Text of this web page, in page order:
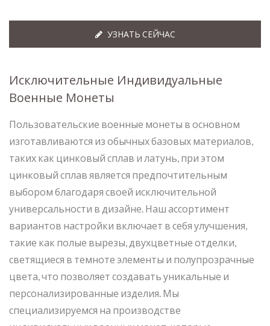
УЗНАТЬ СЕЙЧАС
Исключительные Индивидуальные
Военные Монеты
Пользовательские военные монеты в основном
изготавливаются из обычных базовых материалов,
таких как цинковый сплав и латунь, при этом
цинковый сплав является предпочтительным
выбором благодаря своей исключительной
универсальности в дизайне. Наш ассортимент
вариантов настройки включает в себя улучшения,
такие как полые вырезы, двухцветные отделки,
светящиеся в темноте элементы и полупрозрачные
цвета, что позволяет создавать уникальные и
персонализированные изделия. Мы
специализируемся на производстве